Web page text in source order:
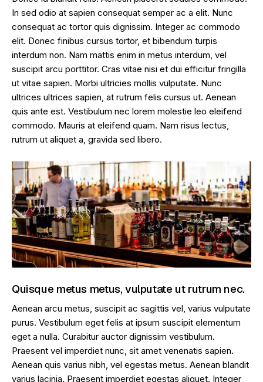
In sed odio at sapien consequat semper ac a elit. Nunc
consequat ac tortor quis dignissim. Integer ac commodo
elit. Donec finibus cursus tortor, et bibendum turpis
interdum non. Nam mattis enim in metus interdum, vel
suscipit arcu porttitor. Cras vitae nisi et dui efficitur fringilla
ut vitae sapien. Morbi ultricies mollis vulputate. Nunc
ultrices ultrices sapien, at rutrum felis cursus ut. Aenean
quis ante est. Vestibulum nec lorem molestie leo eleifend
commodo. Mauris at eleifend quam. Nam risus lectus,
rutrum ut aliquet a, gravida sed libero.
Quisque metus metus, vulputate ut rutrum nec.
Aenean arcu metus, suscipit ac sagittis vel, varius vulputate
purus. Vestibulum eget felis at ipsum suscipit elementum
eget a nulla. Curabitur auctor dignissim vestibulum.
Praesent vel imperdiet nunc, sit amet venenatis sapien.
Aenean quis varius nibh, vel egestas metus. Aenean blandit
varius lacinia. Praesent imperdiet egestas aliquet. Integer